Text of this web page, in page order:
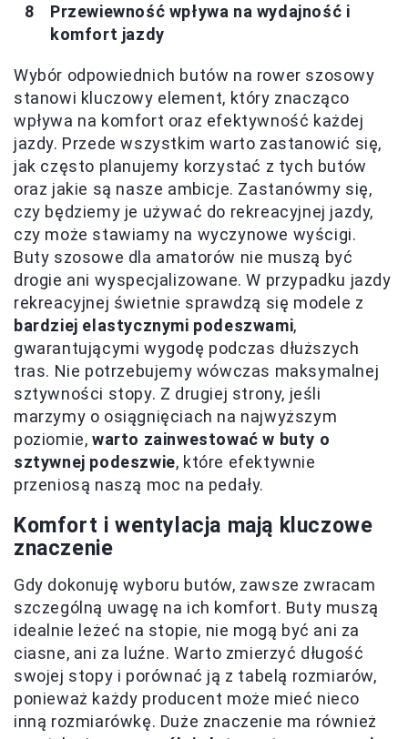
Przewiewność wpływa na wydajność i
komfort jazdy
Wybór odpowiednich butów na rower szosowy
stanowi kluczowy element, który znacząco
wpływa na komfort oraz efektywność każdej
jazdy. Przede wszystkim warto zastanowić się,
jak często planujemy korzystać z tych butów
oraz jakie są nasze ambicje. Zastanówmy się,
czy będziemy je używać do rekreacyjnej jazdy,
czy może stawiamy na wyczynowe wyścigi.
Buty szosowe dla amatorów nie muszą być
drogie ani wyspecjalizowane. W przypadku jazdy
rekreacyjnej świetnie sprawdzą się modele z
bardziej elastycznymi podeszwami,
gwarantującymi wygodę podczas dłuższych
tras. Nie potrzebujemy wówczas maksymalnej
sztywności stopy. Z drugiej strony, jeśli
marzymy o osiągnięciach na najwyższym
poziomie, warto zainwestować w buty o
sztywnej podeszwie, które efektywnie
przeniosą naszą moc na pedały.
Komfort i wentylacja mają kluczowe
znaczenie
Gdy dokonuję wyboru butów, zawsze zwracam
szczególną uwagę na ich komfort. Buty muszą
idealnie leżeć na stopie, nie mogą być ani za
ciasne, ani za luźne. Warto zmierzyć długość
swojej stopy i porównać ją z tabelą rozmiarów,
ponieważ każdy producent może mieć nieco
inną rozmiarówkę. Duże znaczenie ma również